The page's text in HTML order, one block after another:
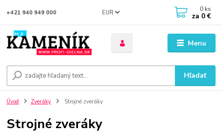
Menu
EUR
Hľadať
+421 940 949 000 0 ks
za 0 €
Úvod Zveráky Strojné zveráky
Strojné zveráky